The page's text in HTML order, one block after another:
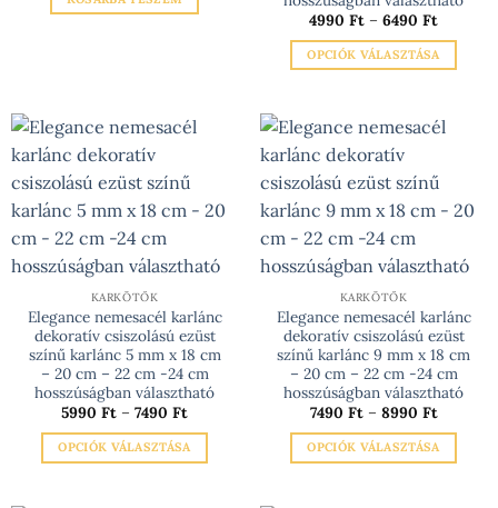
4990 Ft – 6490 Ft
-
6490 Ft
OPCIÓK VÁLASZTÁSA
terméknek
több
variációja
van.
A
változatok
a
termékoldalon
választhatók
ki
KARKÖTŐK
Elegance nemesacél karlánc
dekoratív csiszolású ezüst
színű karlánc 5 mm x 18 cm
– 20 cm – 22 cm -24 cm
hosszúságban választható
5990 Ft – 7490 FtÁrtartomány:
-
7490 Ft
OPCIÓK VÁLASZTÁSA
KARKÖTŐK
Elegance nemesacél karlánc
dekoratív csiszolású ezüst
színű karlánc 9 mm x 18 cm
– 20 cm – 22 cm -24 cm
hosszúságban választható
7490 Ft – 8990 Ft
-
8990 Ft
OPCIÓK VÁLASZTÁSA